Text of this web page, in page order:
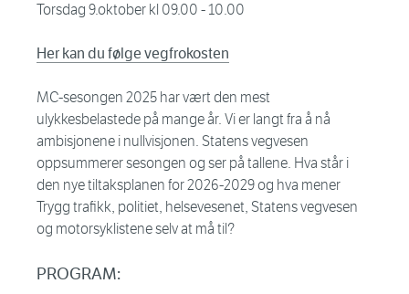
Torsdag 9.oktober kl 09.00 - 10.00
Her kan du følge vegfrokosten
MC­-sesongen 2025 har vært den mest
ulykkesbelastede på mange år. Vi er langt fra å nå
ambisjonene i nullvisjonen. Statens vegvesen
oppsummerer sesongen og ser på tallene. Hva står i
den nye tiltaksplanen for 2026-2029 og hva mener
Trygg trafikk, politiet, helsevesenet, Statens vegvesen
og motorsyklistene selv at må til?
PROGRAM: